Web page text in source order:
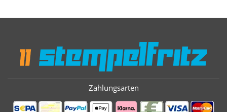
Zahlungsarten